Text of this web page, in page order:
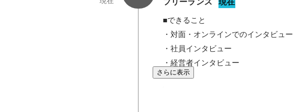
■できること
・対面・オンラインでのインタビュー
・社員インタビュー
・経営者インタビュー
さらに表示